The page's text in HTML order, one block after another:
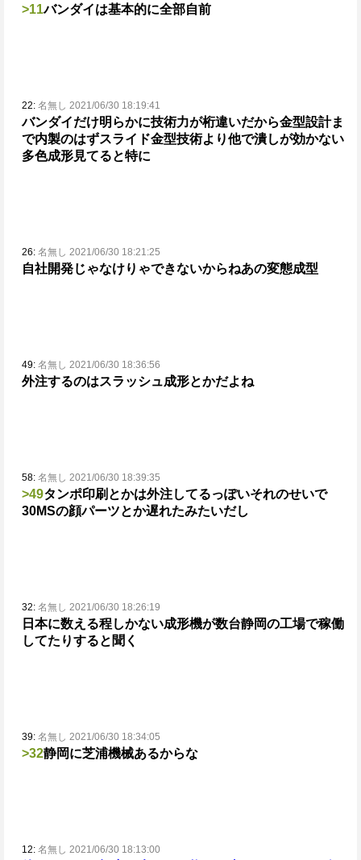
>11バンダイは基本的に全部自前
22: 名無し 2021/06/30 18:19:41
バンダイだけ明らかに技術力が桁違いだから金型設計ま
で内製のはずスライド金型技術より他で潰しが効かない
多色成形見てると特に
26: 名無し 2021/06/30 18:21:25
自社開発じゃなけりゃできないからねあの変態成型
49: 名無し 2021/06/30 18:36:56
外注するのはスラッシュ成形とかだよね
58: 名無し 2021/06/30 18:39:35
>49タンポ印刷とかは外注してるっぽいそれのせいで
30MSの顔パーツとか遅れたみたいだし
32: 名無し 2021/06/30 18:26:19
日本に数える程しかない成形機が数台静岡の工場で稼働
してたりすると聞く
39: 名無し 2021/06/30 18:34:05
>32静岡に芝浦機械あるからな
12: 名無し 2021/06/30 18:13:00